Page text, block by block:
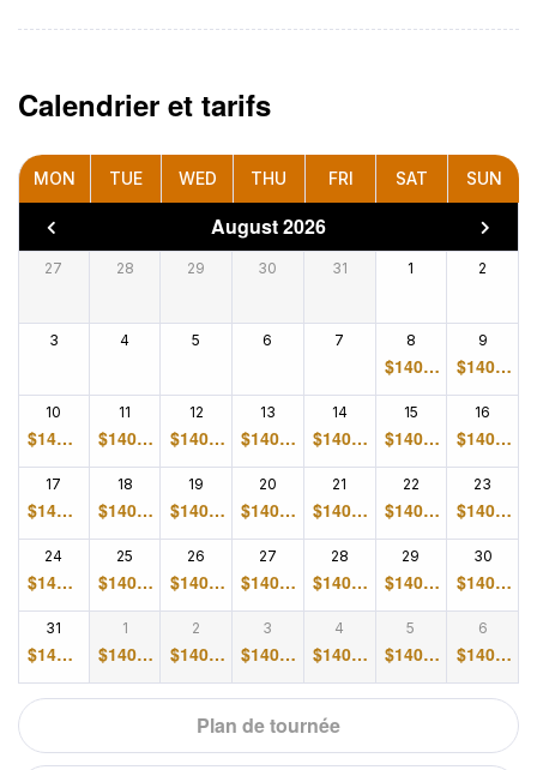
Plan de tournée
Calendrier et tarifs
MON TUE WED THU FRI SAT SUN
August 2026
27 28 29 30 31 1 2
3 4 5 6 7 8
$140.0
0
9
$140.0
0
10
$140.0
0
11
$140.0
0
12
$140.0
0
13
$140.0
0
14
$140.0
0
15
$140.0
0
16
$140.0
0
17
$140.0
0
18
$140.0
0
19
$140.0
0
20
$140.0
0
21
$140.0
0
22
$140.0
0
23
$140.0
0
24
$140.0
0
25
$140.0
0
26
$140.0
0
27
$140.0
0
28
$140.0
0
29
$140.0
0
30
$140.0
0
31
$140.0
0
1
$140.0
0
2
$140.0
0
3
$140.0
0
4
$140.0
0
5
$140.0
0
6
$140.0
0